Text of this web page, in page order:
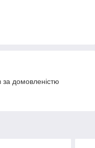
домовленістю